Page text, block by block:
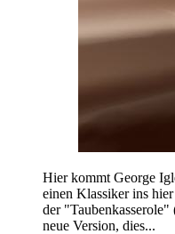
Hier kommt George
einen Klassiker ins
der "Taubenkasserole"
neue Version, dies...